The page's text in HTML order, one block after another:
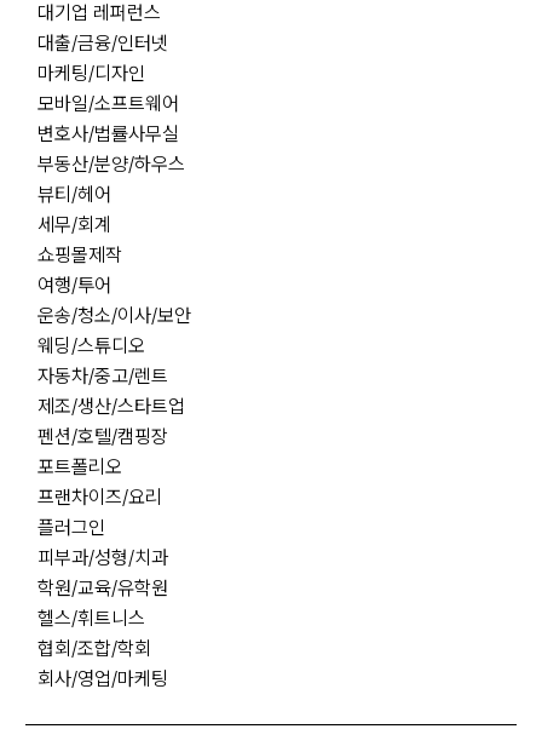
대기업 레퍼런스
대출/금융/인터넷
마케팅/디자인
모바일/소프트웨어
변호사/법률사무실
부동산/분양/하우스
뷰티/헤어
세무/회계
쇼핑몰제작
여행/투어
운송/청소/이사/보안
웨딩/스튜디오
자동차/중고/렌트
제조/생산/스타트업
펜션/호텔/캠핑장
포트폴리오
프랜차이즈/요리
플러그인
피부과/성형/치과
학원/교육/유학원
헬스/휘트니스
협회/조합/학회
회사/영업/마케팅